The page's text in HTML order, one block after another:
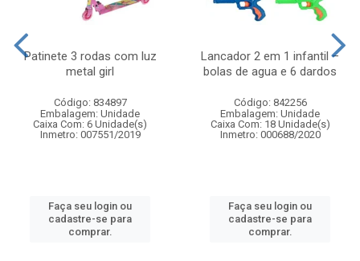
Patinete 3 rodas com luz
metal girl
Código: 834897
Embalagem: Unidade
Caixa Com: 6 Unidade(s)
Inmetro: 007551/2019
Faça seu login ou
cadastre-se para
comprar.
Lancador 2 em 1 infantil –
bolas de agua e 6 dardos
Código: 842256
Embalagem: Unidade
Caixa Com: 18 Unidade(s)
Inmetro: 000688/2020
Faça seu login ou
cadastre-se para
comprar.